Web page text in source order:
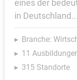
eines der
in Deutschland...
Branche:
11
315 Standorte